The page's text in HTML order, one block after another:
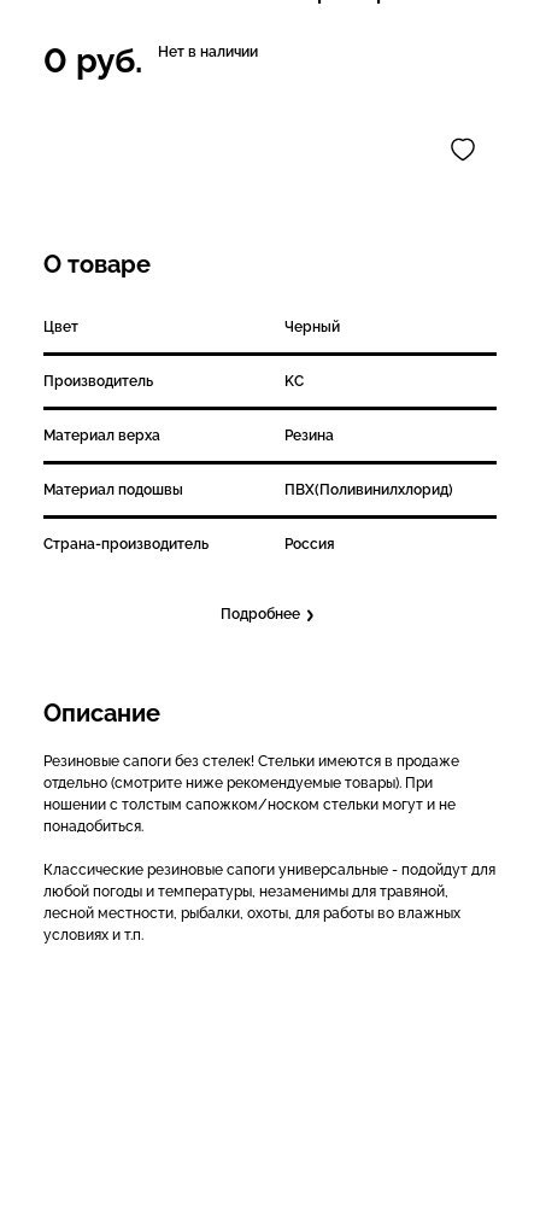
0 руб. Нет в наличии
О товаре
Цвет Черный
Производитель KC
Материал верха Резина
Материал подошвы ПВХ(Поливинилхлорид)
Страна-производитель Россия
Подробнее
Описание
Резиновые сапоги без стелек! Стельки имеются в продаже
отдельно (смотрите ниже рекомендуемые товары). При
ношении с толстым сапожком/носком стельки могут и не
понадобиться.
Классические резиновые сапоги универсальные - подойдут для
любой погоды и температуры, незаменимы для травяной,
лесной местности, рыбалки, охоты, для работы во влажных
условиях и т.п.